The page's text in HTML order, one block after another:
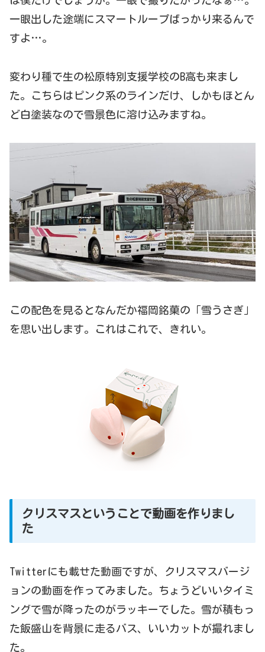
一眼出した途端にスマートループばっかり来るんで
すよ…。
変わり種で生の松原特別支援学校のB高も来まし
た。こちらはピンク系のラインだけ、しかもほとん
ど白塗装なので雪景色に溶け込みますね。
この配色を見るとなんだか福岡銘菓の「雪うさぎ」
を思い出します。これはこれで、きれい。
クリスマスということで動画を作りまし
た
Twitterにも載せた動画ですが、クリスマスバージ
ョンの動画を作ってみました。ちょうどいいタイミ
ングで雪が降ったのがラッキーでした。雪が積もっ
た飯盛山を背景に走るバス、いいカットが撮れまし
た。